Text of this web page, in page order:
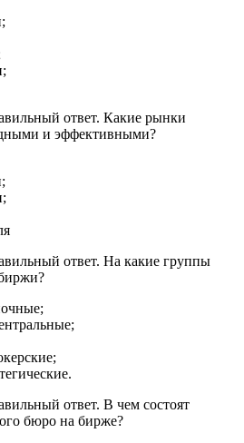
ответ. Какие рынки
и эффективными?
ответ. На какие группы
ответ. В чем состоят
бюро на бирже?